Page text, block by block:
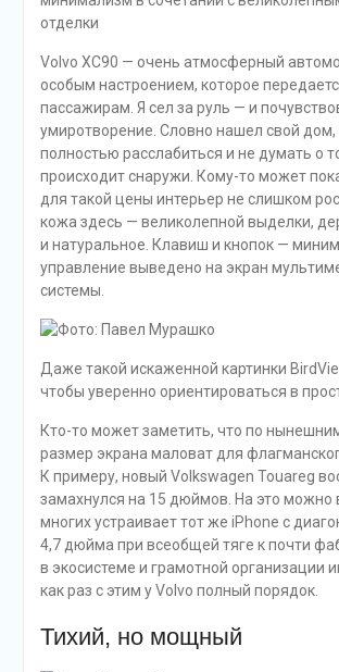
отделки
Volvo XC90 — очень атмосферный
особым настроением, которое
пассажирам. Я сел за руль — и
умиротворение. Словно нашел свой дом,
полностью расслабиться и не думать о
происходит снаружи. Кому-то может
для такой цены интерьер не слишком
кожа здесь — великолепной выделки,
и натуральное. Клавиш и кнопок —
управление выведено на экран
системы.
Даже такой искаженной картинки
чтобы уверенно ориентироваться в
Кто-то может заметить, что по
размер экрана маловат для
К примеру, новый Volkswagen Touareg
замахнулся на 15 дюймов. На это можно
многих устраивает тот же iPhone с
4,7 дюйма при всеобщей тяге к почти
в экосистеме и грамотной организации
как раз с этим у Volvo полный порядок.
Тихий, но мощный